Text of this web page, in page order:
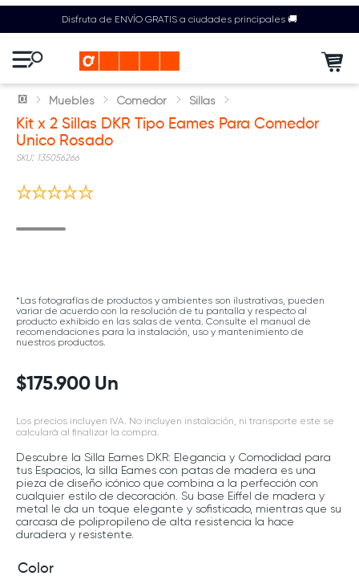
Disfruta de ENVÍO GRATIS a ciudades principales 🚚
Muebles Comedor Sillas
Kit x 2 Sillas DKR Tipo Eames Para Comedor
Unico Rosado
: 135056266
*Las fotografías de productos y ambientes son ilustrativas, pueden
variar de acuerdo con la resolución de tu pantalla y respecto al
producto exhibido en las salas de venta. Consulte el manual de
recomendaciones para la instalación, uso y mantenimiento de
nuestros productos.
$175.900 Un
Los precios incluyen IVA. No incluyen instalación, ni transporte este se
calculará al finalizar la compra.
Descubre la Silla Eames DKR: Elegancia y Comodidad para
tus Espacios, la silla Eames con patas de madera es una
pieza de diseño icónico que combina a la perfección con
cualquier estilo de decoración. Su base Eiffel de madera y
metal le da un toque elegante y sofisticado, mientras que su
carcasa de polipropileno de alta resistencia la hace
duradera y resistente.
Color